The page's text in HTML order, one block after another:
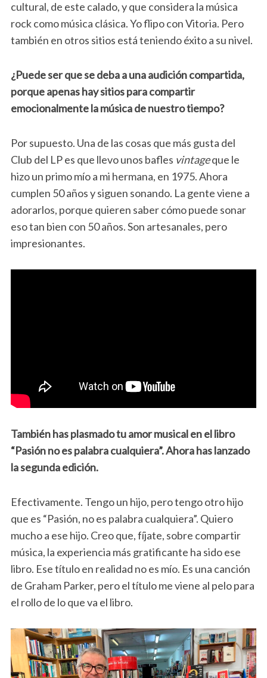
cultural, de este calado, y que considera la música
rock como música clásica. Yo flipo con Vitoria. Pero
también en otros sitios está teniendo éxito a su nivel.
¿Puede ser que se deba a una audición compartida,
porque apenas hay sitios para compartir
emocionalmente la música de nuestro tiempo?
Por supuesto. Una de las cosas que más gusta del
Club del LP es que llevo unos bafles vintageque le
hizo un primo mío a mi hermana, en 1975. Ahora
cumplen 50 años y siguen sonando. La gente viene a
adorarlos, porque quieren saber cómo puede sonar
eso tan bien con 50 años. Son artesanales, pero
impresionantes.
También has plasmado tu amor musical en el libro
“Pasión no es palabra cualquiera”. Ahora has lanzado
la segunda edición.
Efectivamente. Tengo un hijo, pero tengo otro hijo
que es “Pasión, no es palabra cualquiera”. Quiero
mucho a ese hijo. Creo que, fíjate, sobre compartir
música, la experiencia más gratificante ha sido ese
libro. Ese título en realidad no es mío. Es una canción
de Graham Parker, pero el título me viene al pelo para
el rollo de lo que va el libro.